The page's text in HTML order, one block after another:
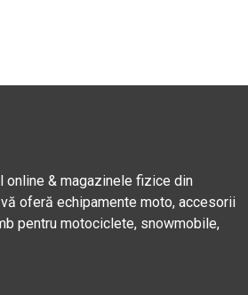
online & magazinele fizice din
oferă echipamente moto, accesorii
pentru motociclete, snowmobile,